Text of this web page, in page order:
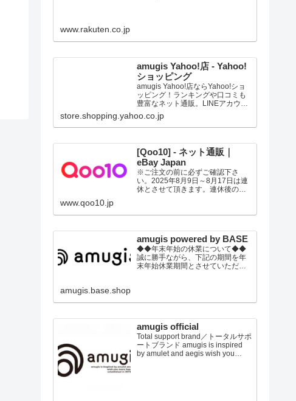
www.rakuten.co.jp
amugis Yahoo!店 - Yahoo!
ショッピング
amugis Yahoo!店ならYahoo!ショ
ッピング！ランキングや口コミも
豊富なネット通販。LINEアカウン
ト連携でPayPayポイント毎日5%
（上限あり）Yahoo!ショッピング
スマホアプリも充実で毎日どこか
求めいただけます。
store.shopping.yahoo.co.jp
[Qoo10] - ネット通販｜
eBay Japan
※ご注文の前に必ずご確認下さ
い。2025年8月9日～8月17日は連
休とさせて頂きます。連休後の発
の上、ご注文頂きます事をお願い
www.qoo10.jp
amugis powered by BASE
◆◆年末年始の休業について◆◆
誠に勝手ながら、下記の期間を年
末年始休業期間とさせていただき
ます。トレンドウエアから健康グ
ッズまで！ トータルビュ...
amugis.base.shop
amugis official
Total support brand／トータルサポ
ートブランド amugis is inspired
by amulet and aegis wish you